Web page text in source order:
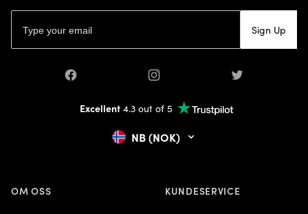
Sign Up
Facebook Instagram Twitter
Excellent4.3 out of 5
NB (NOK)
OM OSS KUNDESERVICE